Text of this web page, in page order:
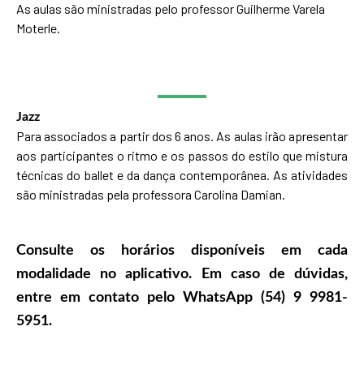
As aulas são ministradas pelo professor Guilherme Varela
Moterle.
Jazz
Para associados a partir dos 6 anos. As aulas irão apresentar
aos participantes o ritmo e os passos do estilo que mistura
técnicas do ballet e da dança contemporânea. As atividades
são ministradas pela professora Carolina Damian.
Consulte os horários disponíveis em cada
modalidade no aplicativo. Em caso de dúvidas,
entre em contato pelo WhatsApp (54) 9 9981-
5951.